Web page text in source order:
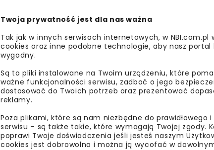
Twoja prywatność jest dla nas ważna
Tak jak w innych serwisach internetowych, w NBI.com.pl
cookies oraz inne podobne technologie, aby nasz portal
wygodny.
Są to pliki instalowane na Twoim urządzeniu, które
ważne funkcjonalności serwisu, zadbać o jego
dostosować do Twoich potrzeb oraz prezentować
reklamy.
Poza plikami, które są nam niezbędne do prawidłowego
serwisu – są także takie, które wymagają Twojej zgody.
poprawi Twoje doświadczenia jeśli jesteś naszym
cookies jest dobrowolna i można ją wycofać w